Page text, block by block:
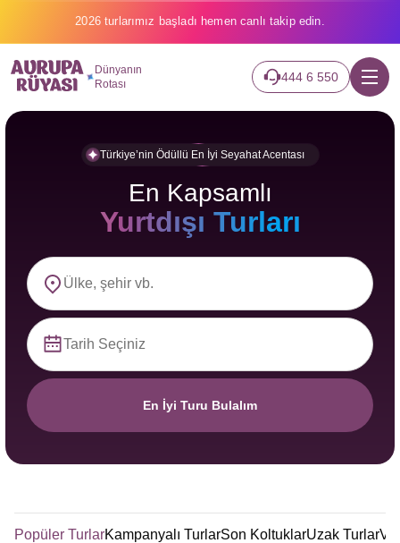
Binlerce gezginin hayali gerçek oluyor.
Dünyanın
Rotası
444 6 550
Türkiye’nin Ödüllü En İyi Seyahat Acentası
En Kapsamlı
Yurtdışı Turları
En İyi Turu Bulalım
Popüler TurlarKampanyalı TurlarSon KoltuklarUzak Turlar